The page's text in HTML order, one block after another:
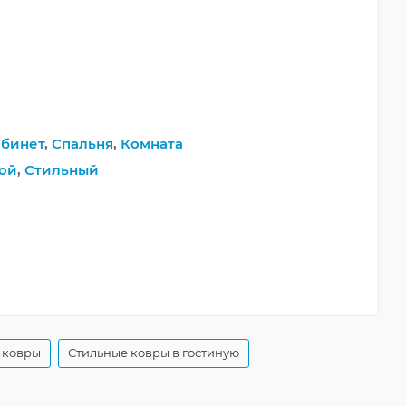
, Спальня, Комната
, Стильный
Стильные ковры в гостиную